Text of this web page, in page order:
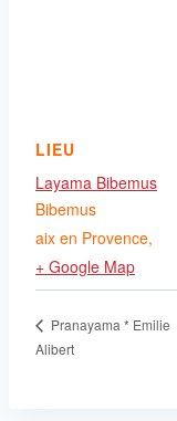
LIEU
Layama Bibemus
Bibemus
aix en Provence,
+ Google Map
Pranayama * Emilie
Alibert